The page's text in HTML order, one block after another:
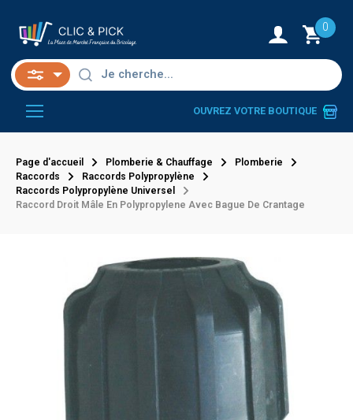
0
OUVREZ VOTRE BOUTIQUE
Page d'accueil Plomberie & Chauffage
Plomberie
Raccords
Raccords Polypropylène
Raccords Polypropylène Universel
Raccord Droit Mâle En Polypropylene Avec Bague De Crantage